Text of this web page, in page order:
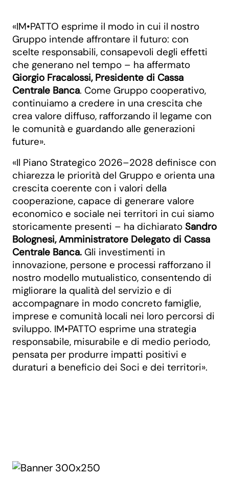
«IM•PATTO esprime il modo in cui il nostro
Gruppo intende affrontare il futuro: con
scelte responsabili, consapevoli degli effetti
che generano nel tempo – ha affermato
Giorgio Fracalossi, Presidente di Cassa
Centrale Banca. Come Gruppo cooperativo,
continuiamo a credere in una crescita che
crea valore diffuso, rafforzando il legame con
le comunità e guardando alle generazioni
future».
«Il Piano Strategico 2026–2028 definisce con
chiarezza le priorità del Gruppo e orienta una
crescita coerente con i valori della
cooperazione, capace di generare valore
economico e sociale nei territori in cui siamo
storicamente presenti – ha dichiarato Sandro
Bolognesi, Amministratore Delegato di Cassa
Centrale Banca. Gli investimenti in
innovazione, persone e processi rafforzano il
nostro modello mutualistico, consentendo di
migliorare la qualità del servizio e di
accompagnare in modo concreto famiglie,
imprese e comunità locali nei loro percorsi di
sviluppo. IM•PATTO esprime una strategia
responsabile, misurabile e di medio periodo,
pensata per produrre impatti positivi e
duraturi a beneficio dei Soci e dei territori».